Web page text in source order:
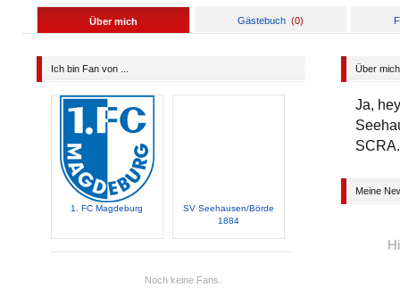
Über mich Gästebuch (0)
Ich bin Fan von ...
1. FC Magdeburg
SV Seehausen/Börde
1884
Noch keine Fans.
Über mich
Ja,
Meine